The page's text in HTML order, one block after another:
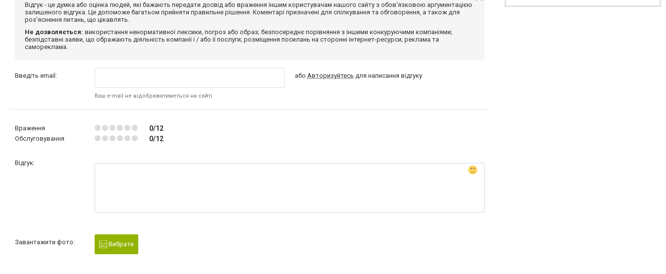
Відгук - це думка або оцінка людей, які бажають передати досвід або враження іншим користувачам нашого сайту з обов'язковою аргументацією
залишеного відгука. Це допоможе багатьом прийняти правильне рішення. Коментарі призначені для спілкування та обговорення, а також для
роз'яснення питань, що цікавлять.
Не дозволяється: використання ненормативної лексики, погроз або образ; безпосереднє порівняння з іншими конкуруючими компаніями;
безпідставні заяви, що ображають діяльність компанії і / або її послуги; розміщення посилань на сторонні інтернет-ресурси; реклама та
самореклама.
Введіть email:
Ваш e-mail не відображатиметься на сайті
або Авторизуйтесь для написання відгуку
Враження 0/12
Обслуговування 0/12
Відгук:
Завантажити фото: Вибрати